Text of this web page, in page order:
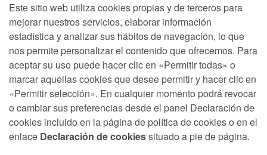
Este sitio web utiliza cookies propias y de terceros para
mejorar nuestros servicios, elaborar información
estadística y analizar sus hábitos de navegación, lo que
nos permite personalizar el contenido que ofrecemos. Para
aceptar su uso puede hacer clic en «Permitir todas» o
marcar aquellas cookies que desee permitir y hacer clic en
«Permitir selección». En cualquier momento podrá revocar
o cambiar sus preferencias desde el panel Declaración de
cookies incluido en la página de política de cookies o en el
enlace Declaración de cookiessituado a pie de página.